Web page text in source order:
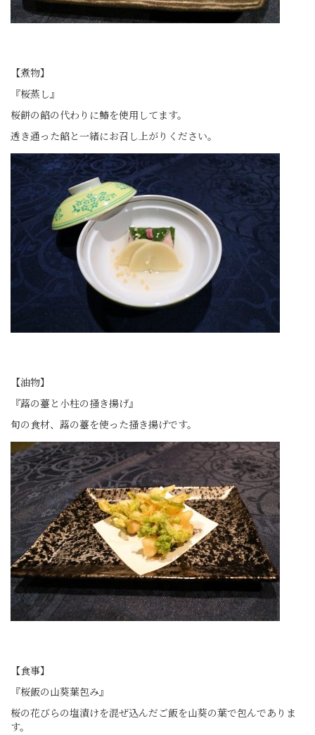
【煮物】
『桜蒸し』
桜餅の餡の代わりに鰆を使用してます。
透き通った餡と一緒にお召し上がりください。
【油物】
『蕗の薹と小柱の掻き揚げ』
旬の食材、蕗の薹を使った掻き揚げです。
【食事】
『桜飯の山葵葉包み』
桜の花びらの塩漬けを混ぜ込んだご飯を山葵の葉で包んでありま
す。